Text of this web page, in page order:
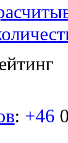
: +46 0